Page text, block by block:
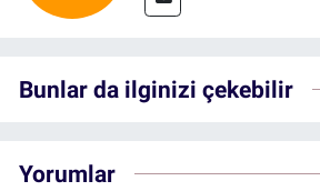
Bunlar da ilginizi çekebilir
Yorumlar